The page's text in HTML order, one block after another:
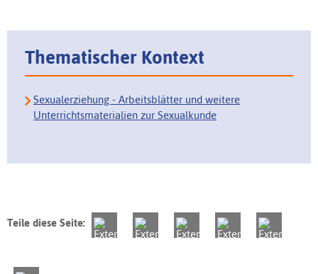
Thematischer Kontext
Sexualerziehung - Arbeitsblätter und weitere
Unterrichtsmaterialien zur Sexualkunde
Teile diese Seite: